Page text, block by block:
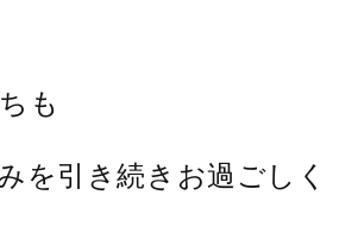
も
を引き続きお過ごしく